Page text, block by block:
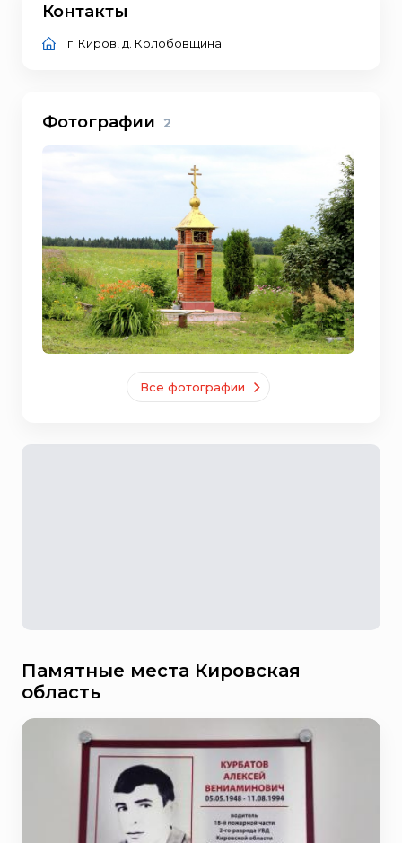
Контакты
г. Киров, д. Колобовщина
Фотографии 2
Все фотографии
Памятные места Кировская
область